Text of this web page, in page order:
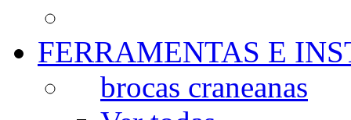
FERRAMENTAS E
brocas craneanas